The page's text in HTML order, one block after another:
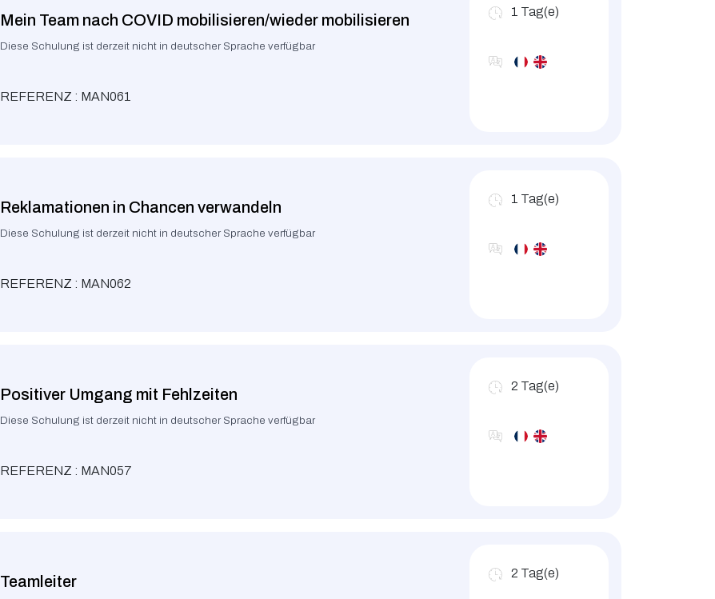
Mein Team nach COVID mobilisieren/wieder mobilisieren
Diese Schulung ist derzeit nicht in deutscher Sprache verfügbar
REFERENZ : MAN061
1 Tag(e)
Reklamationen in Chancen verwandeln
Diese Schulung ist derzeit nicht in deutscher Sprache verfügbar
REFERENZ : MAN062
1 Tag(e)
Positiver Umgang mit Fehlzeiten
Diese Schulung ist derzeit nicht in deutscher Sprache verfügbar
REFERENZ : MAN057
2 Tag(e)
Teamleiter 2 Tag(e)